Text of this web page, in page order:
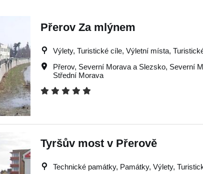
Přerov Za mlýnem
Výlety, Turistické cíle, Výletní místa,
Přerov, Severní Morava a Slezsko, Severní
Střední Morava
Tyršův most v Přerově
Technické památky, Památky, Výlety,